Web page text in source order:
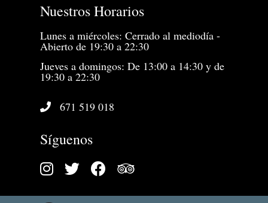
Nuestros Horarios
Lunes a miércoles: Cerrado al mediodía -
Abierto de 19:30 a 22:30
Jueves a domingos: De 13:00 a 14:30 y de
19:30 a 22:30
671 519 018
Síguenos